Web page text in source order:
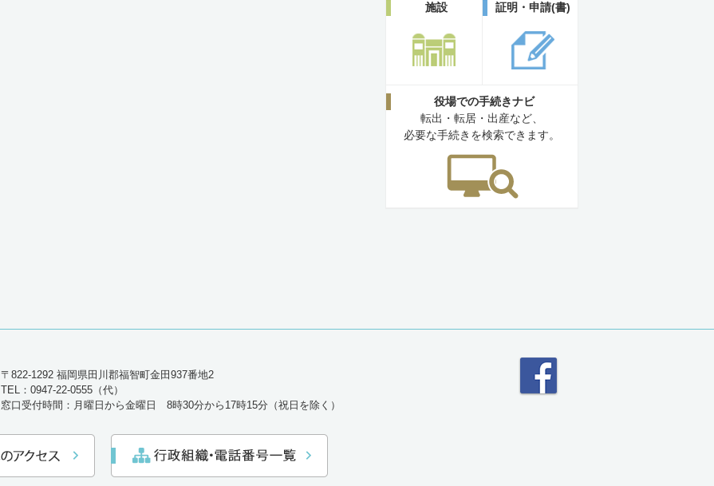
施設 証明・申請(書)
役場での手続きナビ
転出・転居・出産など、
必要な手続きを検索できます。
〒822-1292 福岡県田川郡福智町金田937番地2
TEL：0947-22-0555（代）
窓口受付時間：月曜日から金曜日 8時30分から17時15分（祝日を除く）